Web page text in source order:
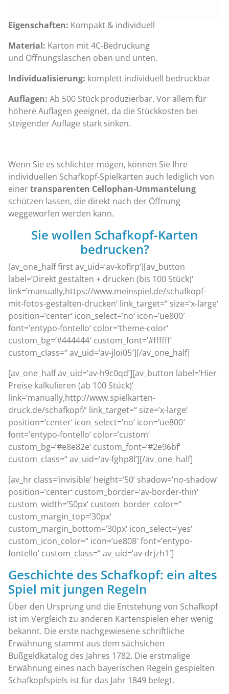
Eigenschaften: Kompakt & individuell
Material: Karton mit 4C-Bedruckung
und Öffnungslaschen oben und unten.
Individualisierung: komplett individuell bedruckbar
Auflagen: Ab 500 Stück produzierbar. Vor allem für
höhere Auflagen geeignet, da die Stückkosten bei
steigender Auflage stark sinken.
Wenn Sie es schlichter mögen, können Sie Ihre
individuellen Schafkopf-Spielkarten auch lediglich von
einertransparenten Cellophan-Ummantelung
schützen lassen, die direkt nach der Öffnung
weggeworfen werden kann.
Sie wollen Schafkopf-Karten
bedrucken?
[av_one_half first av_uid=’av-koflrp‘][av_button
label=’Direkt gestalten + drucken (bis 100 Stück)‘
link=’manually,https://www.meinspiel.de/schafkopf-
mit-fotos-gestalten-drucken‘ link_target=“ size=’x-large‘
position=’center‘ icon_select=’no‘ icon=’ue800′
font=’entypo-fontello‘ color=’theme-color‘
custom_bg=’#444444′ custom_font=’#ffffff‘
custom_class=“ av_uid=’av-jloi05′][/av_one_half]
[av_one_half av_uid=’av-h9c0qd‘][av_button label=’Hier
Preise kalkulieren (ab 100 Stück)‘
link=’manually,http://www.spielkarten-
druck.de/schafkopf/‘ link_target=“ size=’x-large‘
position=’center‘ icon_select=’no‘ icon=’ue800′
font=’entypo-fontello‘ color=’custom‘
custom_bg=’#e8e82e‘ custom_font=’#2e96bf‘
custom_class=“ av_uid=’av-fghp8l‘][/av_one_half]
[av_hr class=’invisible‘ height=’50‘ shadow=’no-shadow‘
position=’center‘ custom_border=’av-border-thin‘
custom_width=’50px‘ custom_border_color=“
custom_margin_top=’30px‘
custom_margin_bottom=’30px‘ icon_select=’yes‘
custom_icon_color=“ icon=’ue808′ font=’entypo-
fontello‘ custom_class=“ av_uid=’av-drjzh1′]
Geschichte des Schafkopf: ein altes
Spiel mit jungen Regeln
Über den Ursprung und die Entstehung von Schafkopf
ist im Vergleich zu anderen Kartenspielen eher wenig
bekannt. Die erste nachgewiesene schriftliche
Erwähnung stammt aus dem sächsichen
Bußgeldkatalog des Jahres 1782. Die erstmalige
Erwähnung eines nach bayerischen Regeln gespielten
Schafkopfspiels ist für das Jahr 1849 belegt.